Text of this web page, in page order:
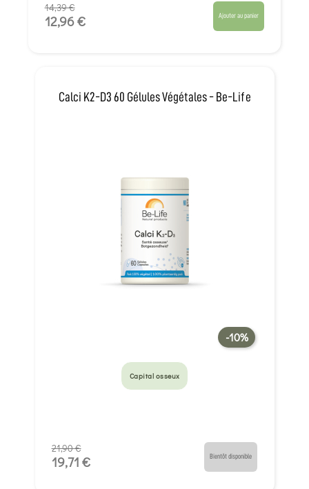
14,39 €
12,96 € Ajouter au panier
Calci K2-D3 60 Gélules Végétales - Be-Life
-10%
Capital osseux
21,90 €
19,71 € Bientôt disponible